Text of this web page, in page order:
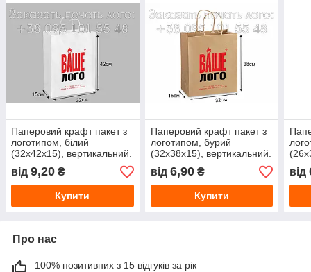
Паперовий крафт пакет з
логотипом, білий
(32х42х15), вертикальний.
Друк логотипу на пакетах.
Замовити в
від 9,20 ₴
Купити
Паперовий крафт пакет з
логотипом, бурий
(32х38х15), вертикальний.
Друк логотипу на пакетах.
Замовити в
від 6,90₴
Купити
від
Про нас
100% позитивних з 15 відгуків за рік